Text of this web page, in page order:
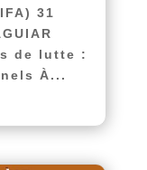
31
de lutte :
À...